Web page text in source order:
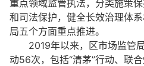
重点领域监管执法，分类施策
和司法保护，健全长效治理体
局五个方面重点推进。
2019年以来，区市场监管
动56次，包括“清茅”行动、联